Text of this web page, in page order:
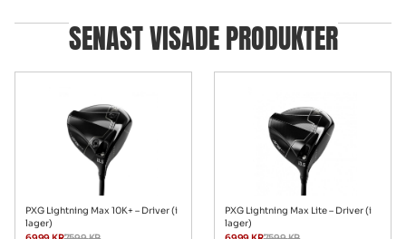
SENAST VISADE PRODUKTER
PXG Lightning Max 10K+ – Driver (i
lager)
PXG Lightning Max Lite – Driver (i
lager)